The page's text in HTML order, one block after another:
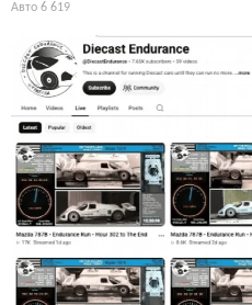
Авто 6 619